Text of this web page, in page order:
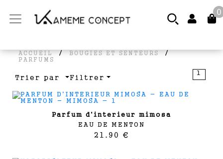
0
ACCUEIL / BOUGIES ET SENTEURS /
PARFUMS
Filtrer
Trier par
1
parfum d'interieur mimosa
EAU DE MENTON
21.90 €